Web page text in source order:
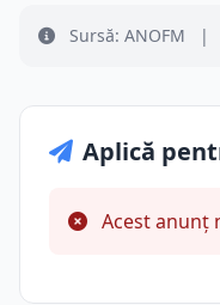
Sursă: ANOFM |
Aplică
Acest anunț